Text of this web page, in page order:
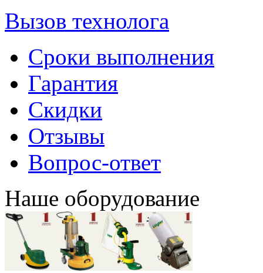
Вызов технолога
Сроки выполнения
Гарантия
Скидки
Отзывы
Вопрос-ответ
Наше оборудование